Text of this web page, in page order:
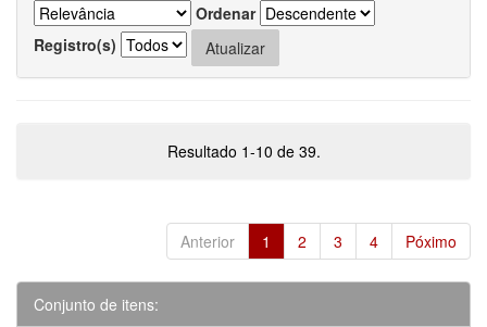
Ordenar
Registro(s)
Resultado 1-10 de 39.
Anterior 1 2 3 4 Póximo
Conjunto de itens: